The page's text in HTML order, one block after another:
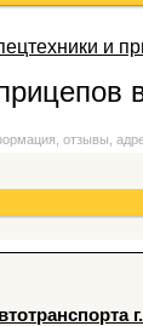
и
отзывы,